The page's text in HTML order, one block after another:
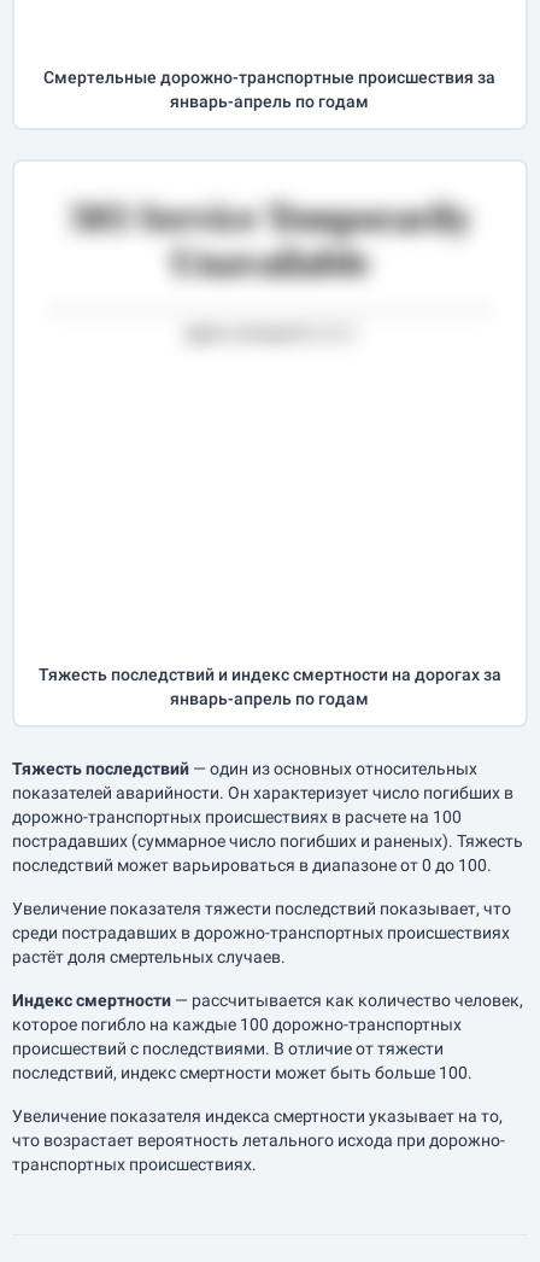
Cмертельные дорожно-транспортные происшествия за
январь-апрель по годам
Тяжесть последствий и индекс смертности на дорогах за
январь-апрель по годам
Тяжесть последствий — один из основных относительных
показателей аварийности. Он характеризует число погибших в
дорожно-транспортных происшествиях в расчете на 100
пострадавших (суммарное число погибших и раненых). Тяжесть
последствий может варьироваться в диапазоне от 0 до 100.
Увеличение показателя тяжести последствий показывает, что
среди пострадавших в дорожно-транспортных происшествиях
растёт доля смертельных случаев.
Индекс смертности — рассчитывается как количество человек,
которое погибло на каждые 100 дорожно-транспортных
происшествий с последствиями. В отличие от тяжести
последствий, индекс смертности может быть больше 100.
Увеличение показателя индекса смертности указывает на то,
что возрастает вероятность летального исхода при дорожно-
транспортных происшествиях.